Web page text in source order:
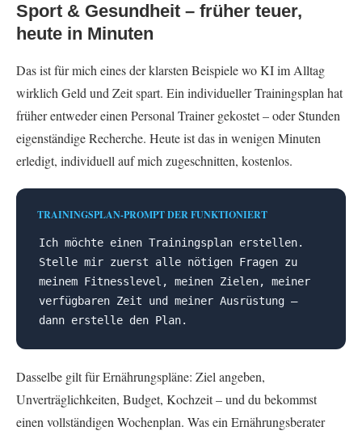
Sport & Gesundheit – früher teuer,
heute in Minuten
Das ist für mich eines der klarsten Beispiele wo KI im Alltag
wirklich Geld und Zeit spart. Ein individueller Trainingsplan hat
früher entweder einen Personal Trainer gekostet – oder Stunden
eigenständige Recherche. Heute ist das in wenigen Minuten
erledigt, individuell auf mich zugeschnitten, kostenlos.
TRAININGSPLAN-PROMPT DER FUNKTIONIERT
Ich möchte einen Trainingsplan erstellen.
Stelle mir zuerst alle nötigen Fragen zu
meinem Fitnesslevel, meinen Zielen, meiner
verfügbaren Zeit und meiner Ausrüstung –
dann erstelle den Plan.
Dasselbe gilt für Ernährungspläne: Ziel angeben,
Unverträglichkeiten, Budget, Kochzeit – und du bekommst
einen vollständigen Wochenplan. Was ein Ernährungsberater